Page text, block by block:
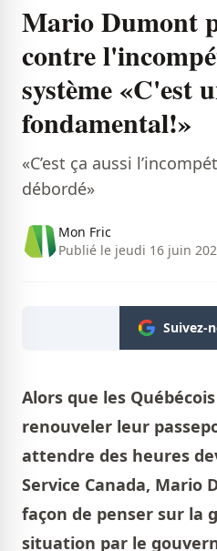
Mario Dumont
contre
système «C'est
fondamental!»
«C’est ça aussi
débordé»
Mon Fric
Publié le jeudi 16 juin
Suivez-
Alors que les
renouveler leur
attendre des heures
Service Canada, Mario
façon de penser sur la
situation par le